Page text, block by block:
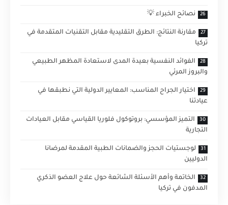
نصائح الخبراء 💡
مقارنة النتائج: الطرق التقليدية مقابل التقنيات المتقدمة في
تركيا
الفوائد النفسية بعيدة المدى لاستعادة المظهر الطبيعي
والبروز المرئي
اختيار الجراح المناسب: المعايير الدولية التي نطبقها في
عيادتنا
التميز المؤسسي: بروتوكول فلوريا القياسي مقابل العيادات
التجارية
لوجستيات الحجز والضمانات الطبية المقدمة لمرضانا
الدوليين
الخاتمة وأهم الأسئلة الشائعة حول علاج العضو الذكري
المدفون في تركيا